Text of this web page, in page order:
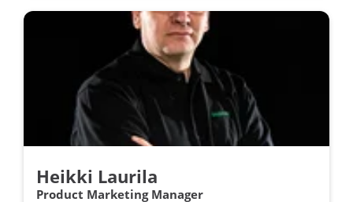
Heikki Laurila
Product Marketing Manager